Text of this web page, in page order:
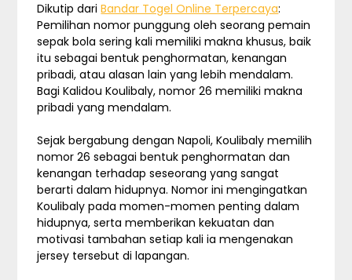
Dikutip dariBandar Togel Online Terpercaya:
Pemilihan nomor punggung oleh seorang pemain
sepak bola sering kali memiliki makna khusus, baik
itu sebagai bentuk penghormatan, kenangan
pribadi, atau alasan lain yang lebih mendalam.
Bagi Kalidou Koulibaly, nomor 26 memiliki makna
pribadi yang mendalam.
Sejak bergabung dengan Napoli, Koulibaly memilih
nomor 26 sebagai bentuk penghormatan dan
kenangan terhadap seseorang yang sangat
berarti dalam hidupnya. Nomor ini mengingatkan
Koulibaly pada momen-momen penting dalam
hidupnya, serta memberikan kekuatan dan
motivasi tambahan setiap kali ia mengenakan
jersey tersebut di lapangan.